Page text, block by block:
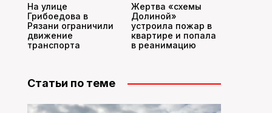
На улице
Грибоедова в
Рязани ограничили
движение
транспорта
Жертва «схемы
Долиной»
устроила пожар в
квартире и попала
в реанимацию
Статьи по теме